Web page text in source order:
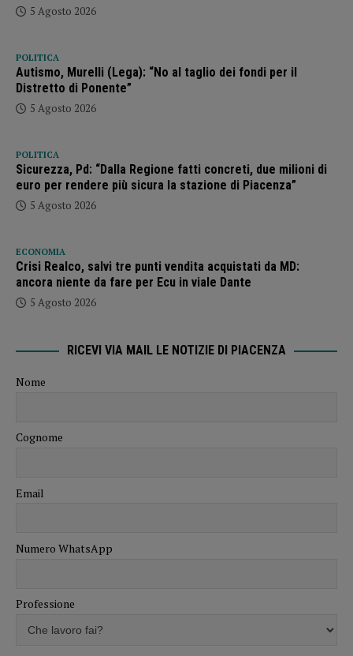
5 Agosto 2026
POLITICA
Autismo, Murelli (Lega): “No al taglio dei fondi per il
Distretto di Ponente”
5 Agosto 2026
POLITICA
Sicurezza, Pd: “Dalla Regione fatti concreti, due milioni di
euro per rendere più sicura la stazione di Piacenza”
5 Agosto 2026
ECONOMIA
Crisi Realco, salvi tre punti vendita acquistati da MD:
ancora niente da fare per Ecu in viale Dante
5 Agosto 2026
RICEVI VIA MAIL LE NOTIZIE DI PIACENZA
Nome
Cognome
Email
Numero WhatsApp
Professione